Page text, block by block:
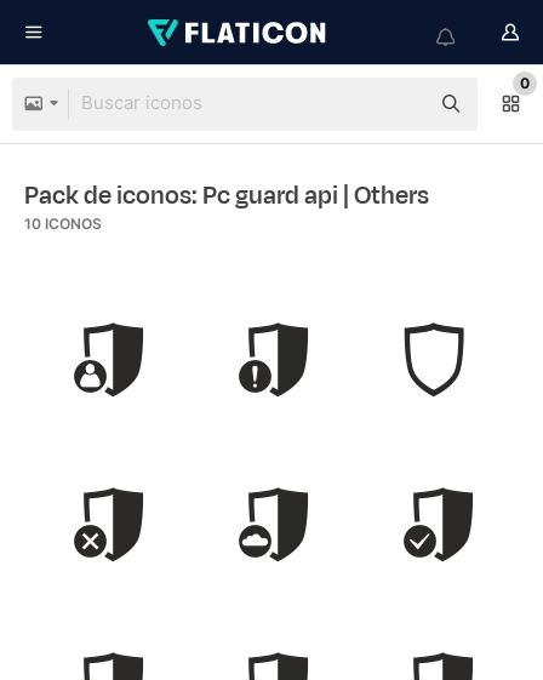
0
Pack de iconos: Pc guard api | Others
10 ICONOS